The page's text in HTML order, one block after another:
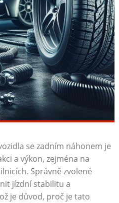
se⁤ zadním náhonem je
a výkon, zejména na
​Správně zvolené
jízdní stabilitu⁢ a
je důvod, ⁤proč ‌je tato